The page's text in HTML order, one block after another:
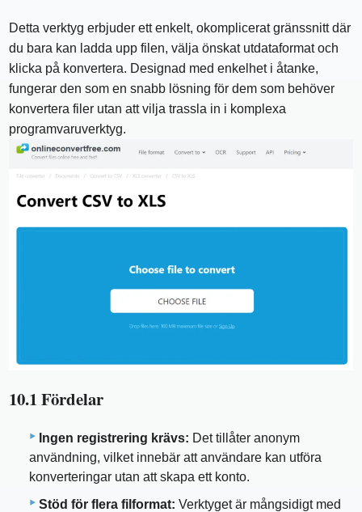
Detta verktyg erbjuder ett enkelt, okomplicerat gränssnitt där
du bara kan ladda upp filen, välja önskat utdataformat och
klicka på konvertera. Designad med enkelhet i åtanke,
fungerar den som en snabb lösning för dem som behöver
konvertera filer utan att vilja trassla in i komplexa
programvaruverktyg.
10.1 Fördelar
Ingen registrering krävs: Det tillåter anonym
användning, vilket innebär att användare kan utföra
konverteringar utan att skapa ett konto.
Stöd för flera filformat: Verktyget är mångsidigt med